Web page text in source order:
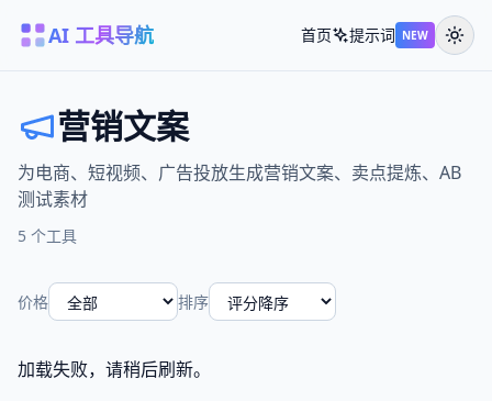
AI 工具导航 首页 提示词 NEW
营销文案
为电商、短视频、广告投放生成营销文案、卖点提炼、AB
测试素材
5 个工具
价格 排序
加载失败，请稍后刷新。